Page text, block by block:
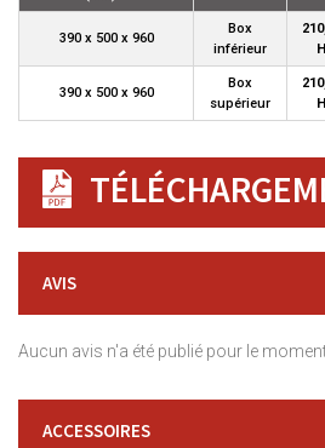
390 x 500 x 960
Box
inférieur
390 x 500 x 960
Box
supérieur
AVIS
Aucun avis n'a été publié pour le
ACCESSOIRES